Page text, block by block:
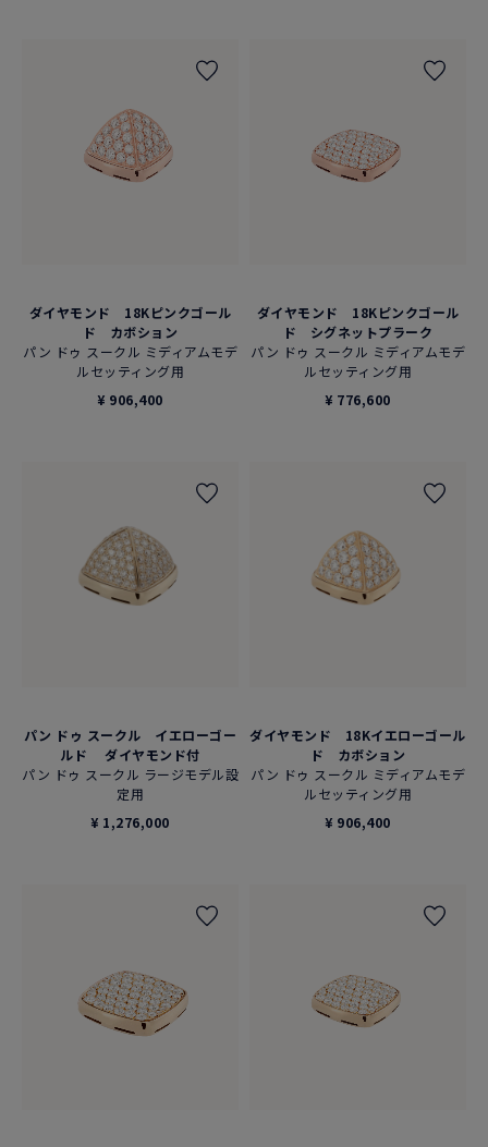
ダイヤモンド 18Kピンクゴール
ド カボション
パン ドゥ スークル ミディアムモデ
ルセッティング用
¥ 906,400
ダイヤモンド 18Kピンクゴール
ド シグネットプラーク
パン ドゥ スークル ミディアムモデ
ルセッティング用
¥ 776,600
パン ドゥ スークル イエローゴー
ルド ダイヤモンド付
パン ドゥ スークル ラージモデル設
定用
¥ 1,276,000
ダイヤモンド 18Kイエローゴール
ド カボション
パン ドゥ スークル ミディアムモデ
ルセッティング用
¥ 906,400